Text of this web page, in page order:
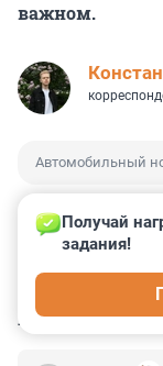
важном.
Автомобильный
Получай
задания!